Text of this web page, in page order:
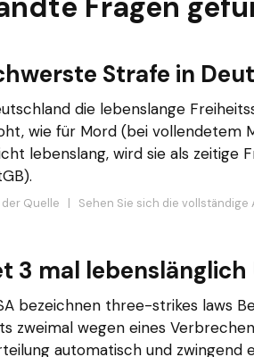
Fragen
Strafe in
die lebenslange
wie für Mord (bei vollendetem
lebenslang, wird sie als zeitige
Quelle | Sehen Sie sich die vollständige
3 mal lebenslänglich
bezeichnen three-strikes laws
zweimal wegen eines
automatisch und zwingend